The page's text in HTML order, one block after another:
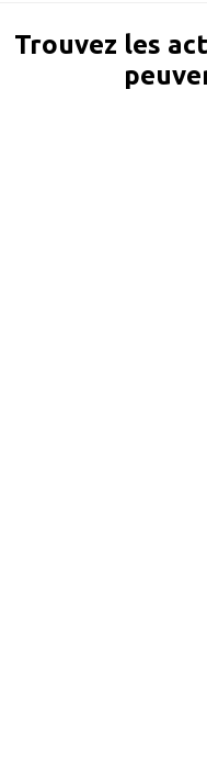
Trouvez les